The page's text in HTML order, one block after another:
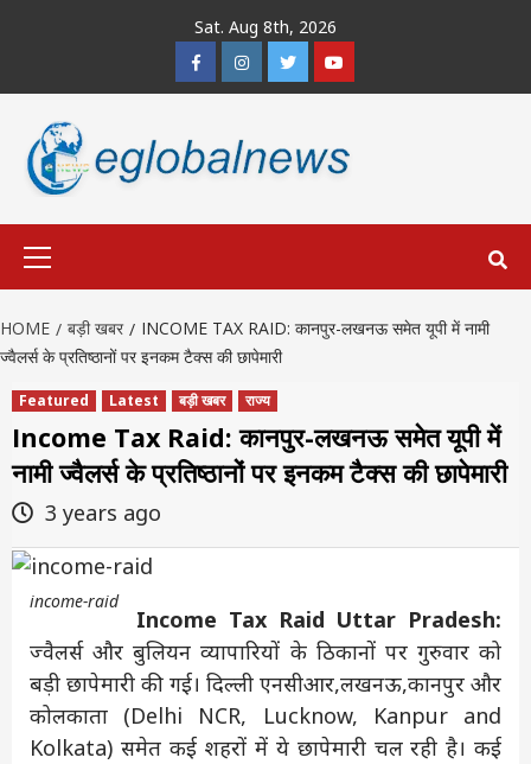
Sat. Aug 8th, 2026
FacebookInstagramTwitterYoutube
HOME बड़ी खबर
INCOME TAX RAID: कानपुर-लखनऊ समेत यूपी में नामी
ज्वैलर्स के प्रतिष्ठानों पर इनकम टैक्स की छापेमारी
Featured Latest बड़ी खबर राज्य
Income Tax Raid: कानपुर-लखनऊ समेत यूपी में
नामी ज्वैलर्स के प्रतिष्ठानों पर इनकम टैक्स की छापेमारी
3 years ago
income-raid
Income Tax Raid Uttar Pradesh:
ज्वैलर्स और बुलियन व्यापारियों के ठिकानों पर गुरुवार को
बड़ी छापेमारी की गई। दिल्ली एनसीआर,लखनऊ,कानपुर और
कोलकाता (Delhi NCR, Lucknow, Kanpur and
Kolkata) समेत कई शहरों में ये छापेमारी चल रही है। कई